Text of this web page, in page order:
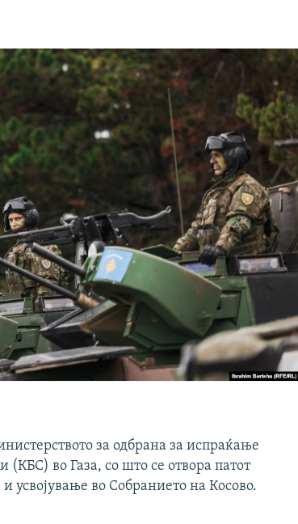
за одбрана за испраќање
во Газа, со што се отвора патот
усвојување во Собранието на Косово.